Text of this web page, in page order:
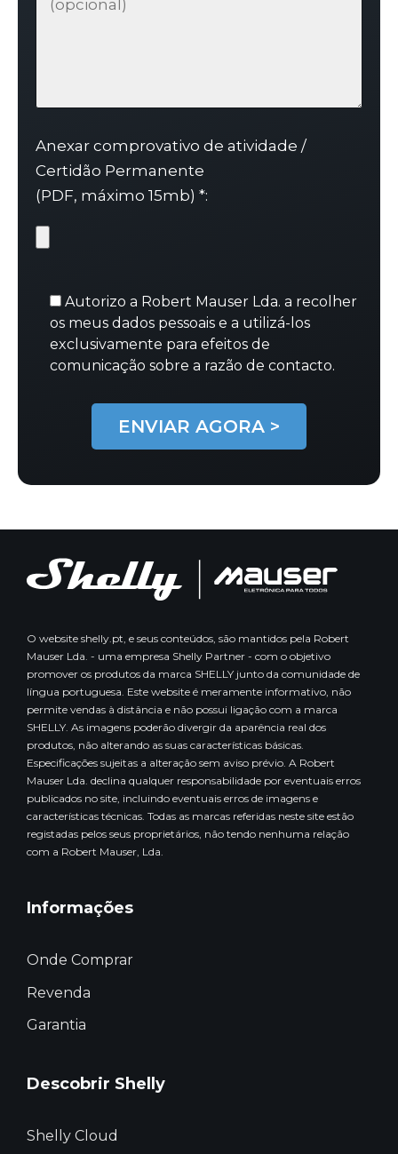
Anexar comprovativo de atividade /
Certidão Permanente
(PDF, máximo 15mb) *:
Autorizo a Robert Mauser Lda. a recolher
os meus dados pessoais e a utilizá-los
exclusivamente para efeitos de
comunicação sobre a razão de contacto.
O website shelly.pt, e seus conteúdos, são mantidos pela Robert
Mauser Lda. - uma empresa Shelly Partner - com o objetivo
promover os produtos da marca SHELLY junto da comunidade de
língua portuguesa. Este website é meramente informativo, não
permite vendas à distância e não possui ligação com a marca
SHELLY. As imagens poderão divergir da aparência real dos
produtos, não alterando as suas características básicas.
Especificações sujeitas a alteração sem aviso prévio. A Robert
Mauser Lda. declina qualquer responsabilidade por eventuais erros
publicados no site, incluindo eventuais erros de imagens e
características técnicas. Todas as marcas referidas neste site estão
registadas pelos seus proprietários, não tendo nenhuma relação
com a Robert Mauser, Lda.
Informações
Onde Comprar
Revenda
Garantia
Descobrir Shelly
Shelly Cloud